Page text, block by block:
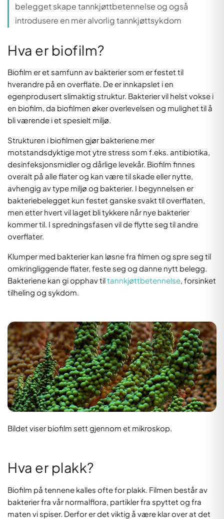
belegget skape tannkjøttbetennelse og også
introdusere en mer alvorlig tannkjøttsykdom
Hva er biofilm?
Biofilm er et samfunn av bakterier som er festet til
hverandre på en overflate. De er innkapslet i en
egenprodusert slimaktig struktur. Bakterier vil helst vokse i
en biofilm, da biofilmen øker overlevelsen og mulighet til å
bli værende i et spesielt miljø.
Strukturen i biofilmen gjør bakteriene mer
motstandsdyktige mot ytre stress som f.eks. antibiotika,
desinfeksjonsmidler og dårlige levekår. Biofilm finnes
overalt på alle flater og kan være til skade eller nytte,
avhengig av type miljø og bakterier. I begynnelsen er
bakteriebelegget kun festet ganske svakt til overflaten,
men etter hvert vil laget bli tykkere når nye bakterier
kommer til. I spredningsfasen vil de flytte seg til andre
overflater.
Klumper med bakterier kan løsne fra filmen og spre seg til
omkringliggende flater, feste seg og danne nytt belegg.
Bakteriene kan gi opphav tiltannkjøttbetennelse, forsinket
tilheling og sykdom.
Bildet viser biofilm sett gjennom et mikroskop.
Hva er plakk?
Biofilm på tennene kalles ofte for plakk. Filmen består av
bakterier fra vår normalflora, partikler fra spyttet og fra
maten vi spiser. Derfor er det viktig å være klar over at det